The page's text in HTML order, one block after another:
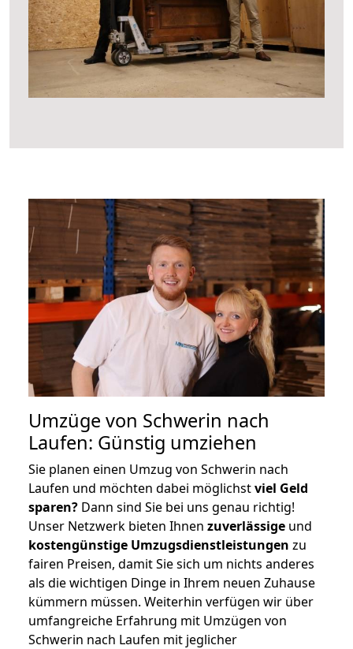
Umzüge von Schwerin nach
Laufen: Günstig umziehen
Sie planen einen Umzug von Schwerin nach
Laufen und möchten dabei möglichstviel Geld
sparen? Dann sind Sie bei uns genau richtig!
Unser Netzwerk bieten Ihnen zuverlässige und
kostengünstige Umzugsdienstleistungen zu
fairen Preisen, damit Sie sich um nichts anderes
als die wichtigen Dinge in Ihrem neuen Zuhause
kümmern müssen. Weiterhin verfügen wir über
umfangreiche Erfahrung mit Umzügen von
Schwerin nach Laufen mit jeglicher